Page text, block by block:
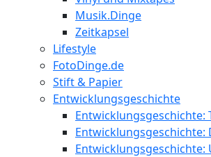
Musik.Dinge
Zeitkapsel
Lifestyle
FotoDinge.de
Stift & Papier
Entwicklungsgeschichte
Entwicklungsgeschichte:
Entwicklungsgeschichte:
Entwicklungsgeschichte: